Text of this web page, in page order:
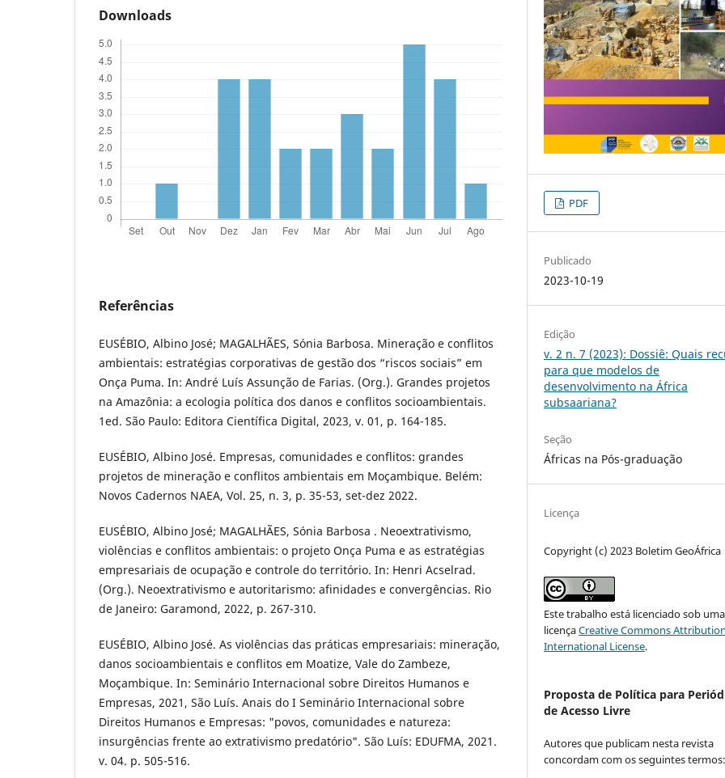
Downloads
Referências
EUSÉBIO, Albino José; MAGALHÃES, Sónia Barbosa. Mineração e conflitos
ambientais: estratégias corporativas de gestão dos “riscos sociais” em
Onça Puma. In: André Luís Assunção de Farias. (Org.). Grandes projetos
na Amazônia: a ecologia política dos danos e conflitos socioambientais.
1ed. São Paulo: Editora Científica Digital, 2023, v. 01, p. 164-185.
EUSÉBIO, Albino José. Empresas, comunidades e conflitos: grandes
projetos de mineração e conflitos ambientais em Moçambique. Belém:
Novos Cadernos NAEA, Vol. 25, n. 3, p. 35-53, set-dez 2022.
EUSÉBIO, Albino José; MAGALHÃES, Sónia Barbosa . Neoextrativismo,
violências e conflitos ambientais: o projeto Onça Puma e as estratégias
empresariais de ocupação e controle do território. In: Henri Acselrad.
(Org.). Neoextrativismo e autoritarismo: afinidades e convergências. Rio
de Janeiro: Garamond, 2022, p. 267-310.
EUSÉBIO, Albino José. As violências das práticas empresariais: mineração,
danos socioambientais e conflitos em Moatize, Vale do Zambeze,
Moçambique. In: Seminário Internacional sobre Direitos Humanos e
Empresas, 2021, São Luís. Anais do I Seminário Internacional sobre
Direitos Humanos e Empresas: "povos, comunidades e natureza:
insurgências frente ao extrativismo predatório". São Luís: EDUFMA, 2021.
v. 04. p. 505-516.
PDF
Publicado
2023-10-19
Edição
v. 2 n. 7 (2023): Dossiê: Quais
para que modelos de
desenvolvimento na África
subsaariana?
Seção
Áfricas na Pós-graduação
Licença
Copyright (c) 2023 Boletim GeoÁfrica
Este trabalho está licenciado sob uma
licençaCreative Commons
International License.
Proposta de Política para
de Acesso Livre
Autores que publicam nesta revista
concordam com os seguintes termos: